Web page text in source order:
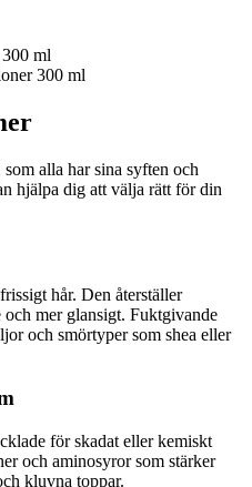
ml
300 ml
alla har sina syften och
hjälpa dig att välja rätt för din
hår. Den återställer
mer glansigt. Fuktgivande
och smörtyper som shea eller
för skadat eller kemiskt
och aminosyror som stärker
kluvna toppar.